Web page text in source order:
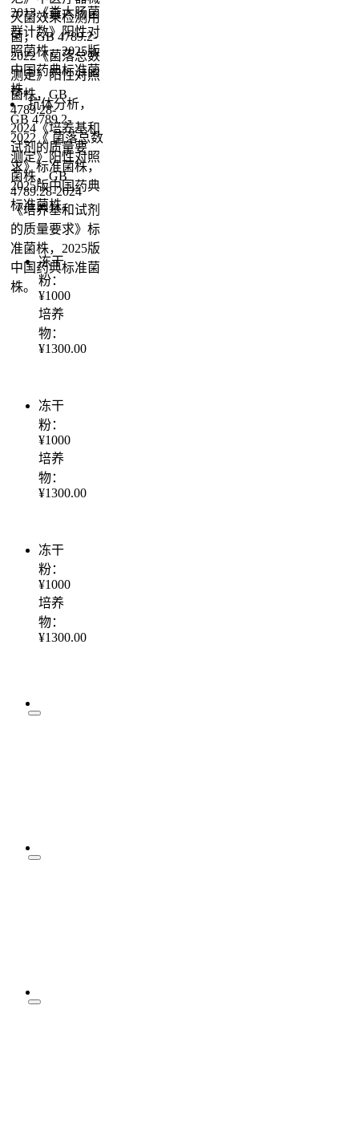
2013《粪大肠菌
群计数》阳性对
照菌株，2025版
中国药典标准菌
株。
灭菌效果检测用
菌，GB 4789.2-
2022《菌落总数
测定》阳性对照
菌株，GB
4789.28-
2024《培养基和
试剂的质量要
求》标准菌株，
2025版中国药典
标准菌株。
抗体分析，
GB 4789.2-
2022《 菌落总数
测定》阳性对照
菌株，GB
4789.28-2024
《培养基和试剂
的质量要求》标
准菌株，2025版
中国药典标准菌
株。
冻干
粉：
¥1000
培养
物：
¥1300.00
冻干
粉：
¥1000
培养
物：
¥1300.00
冻干
粉：
¥1000
培养
物：
¥1300.00